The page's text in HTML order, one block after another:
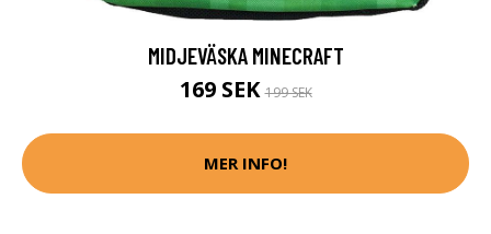
MIDJEVÄSKA MINECRAFT
169 SEK199 SEK
MER INFO!